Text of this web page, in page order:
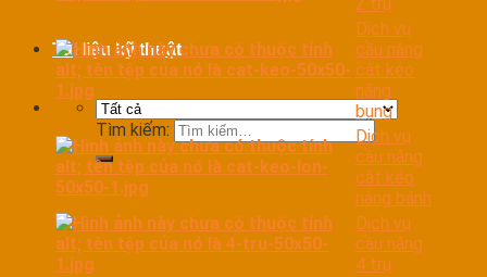
Tài liệu kỹ thuật
Tìm kiếm:
Dịch vụ
cầu nâng
cắt kéo
nâng
bụng
Dịch vụ
cầu nâng
cắt kéo
nâng bánh
Dịch vụ
cầu nâng
4 trụ